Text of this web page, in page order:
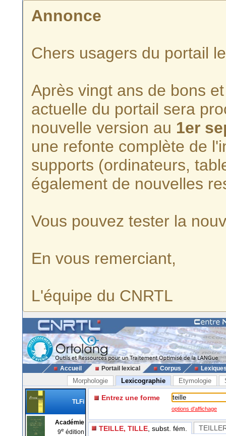
Annonce
Chers usagers du portail
Après vingt ans de bons
actuelle du portail sera
nouvelle version au 1er
une refonte complète de
supports (ordinateurs,
également de nouvelles
Vous pouvez tester la
En vous remerciant,
L'équipe du CNRTL
Accueil Portail lexical Corpus
Morphologie Lexicographie Etymologie
TLFi
Académie
9e édition
Entrez une forme
options d'affichage
TEILLE, TILLE , subst. fém.